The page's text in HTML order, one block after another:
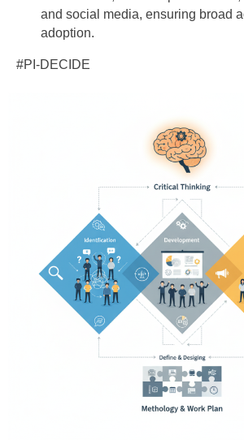
and social media, ensuring broad
adoption.
#PI-DECIDE